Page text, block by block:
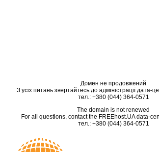
Домен не продовжений
З усіх питань звертайтесь до адміністрації дата-
тел.: +380 (044) 364-0571
The domain is not renewed
For all questions, contact the FREEhost.UA data-
тел.: +380 (044) 364-0571